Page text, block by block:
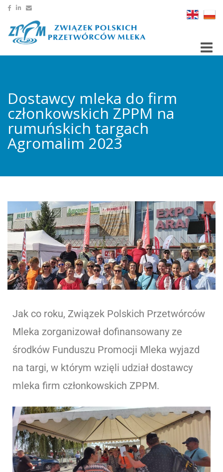
Dostawcy mleka do firm
członkowskich ZPPM na
rumuńskich targach
Agromalim 2023
Jak co roku, Związek Polskich Przetwórców
Mleka zorganizował dofinansowany ze
środków Funduszu Promocji Mleka wyjazd
na targi, w którym wzięli udział dostawcy
mleka firm członkowskich ZPPM.